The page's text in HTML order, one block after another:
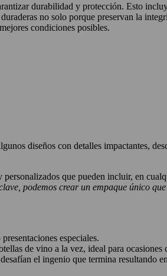
durabilidad y protección. Esto
no solo porque preservan la
condiciones posibles.
diseños con detalles impactantes,
personalizados que pueden incluir, en
podemos crear un empaque único
especiales.
de vino a la vez, ideal para ocasiones
el ingenio que termina resultando